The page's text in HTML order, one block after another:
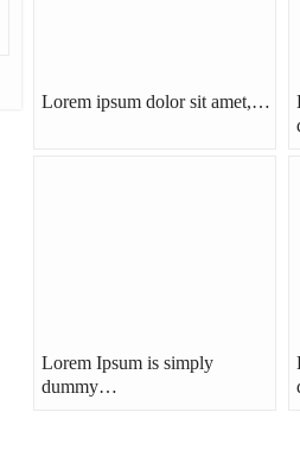
Lorem ipsum dolor sit amet,…
Lorem Ipsum is simply
dummy…